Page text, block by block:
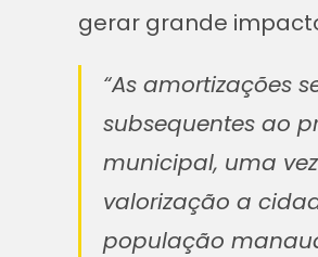
gerar grande
“As amortizações
subsequentes ao
municipal, uma
valorização a
população